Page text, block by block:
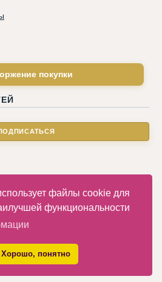
файлы cookie для
функциональности
Хорошо, понятно
покупки
|Hrvatski|Čeština |Dansk
Eesti keel
Norsk| Polski
|
Svenska|Türkçe